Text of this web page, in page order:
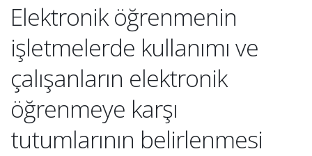
Elektronik öğrenmenin
işletmelerde kullanımı ve
çalışanların elektronik
öğrenmeye karşı
tutumlarının belirlenmesi